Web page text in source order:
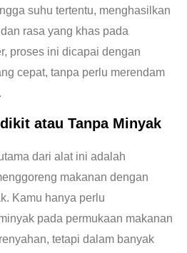
suhu tertentu, menghasilkan
rasa yang khas pada
proses ini dicapai dengan
cepat, tanpa perlu merendam
atau Tanpa Minyak
dari alat ini adalah
makanan dengan
Kamu hanya perlu
pada permukaan makanan
tetapi dalam banyak